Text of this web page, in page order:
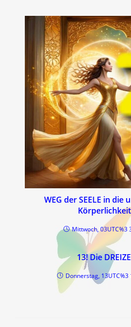
WEG der SEELE in die
Mittwoch, 03UTC%3
13! Die
Donnerstag, 13UTC%3